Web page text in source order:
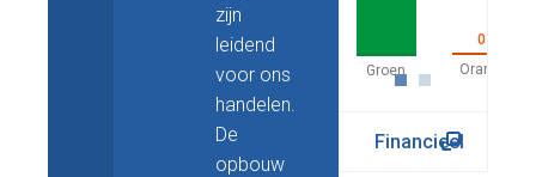
zijn
leidend
voor ons
handelen.
De
opbouw
0
Financieel